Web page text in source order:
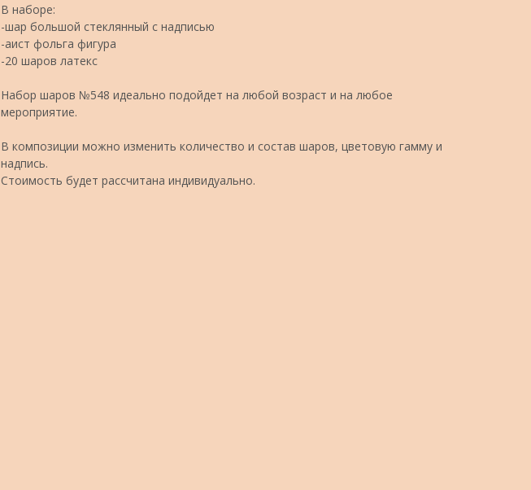
В наборе:
-шар большой стеклянный с надписью
-аист фольга фигура
-20 шаров латекс
Набор шаров №548 идеально подойдет на любой возраст и на любое
мероприятие.
В композиции можно изменить количество и состав шаров, цветовую гамму и
надпись.
Стоимость будет рассчитана индивидуально.